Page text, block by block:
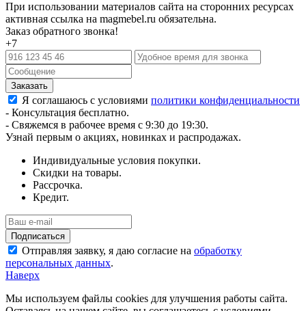
При использовании материалов сайта на сторонних ресурсах
активная ссылка на magmebel.ru обязательна.
Заказ обратного звонка!
+7
Я соглашаюсь с условиями политики конфиденциальности
- Консультация бесплатно.
- Свяжемся в рабочее время с 9:30 до 19:30.
Узнай первым о акциях, новинках и распродажах.
Индивидуальные условия покупки.
Скидки на товары.
Рассрочка.
Кредит.
Отправляя заявку, я даю согласие на обработку
персональных данных.
Наверх
Мы используем файлы cookies для улучшения работы сайта.